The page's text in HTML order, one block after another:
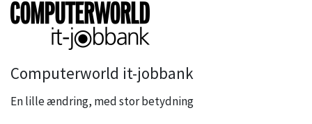
Computerworld it-jobbank
En lille ændring, med stor betydning